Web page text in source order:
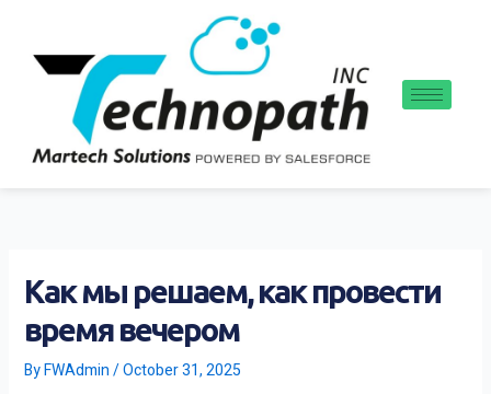
content
Как мы решаем, как провести
время вечером
ByFWAdmin/October 31, 2025